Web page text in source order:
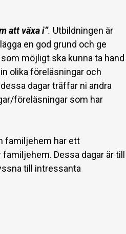
att växa i’’. Utbildningen är
en god grund och ge
möjligt ska kunna ta hand
olika föreläsningar och
dagar träffar ni andra
föreläsningar som har
familjehem har ett
Dessa dagar är till
till intressanta